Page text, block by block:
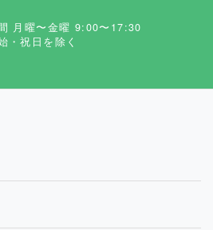
月曜〜金曜 9:00〜17:30
・祝日を除く